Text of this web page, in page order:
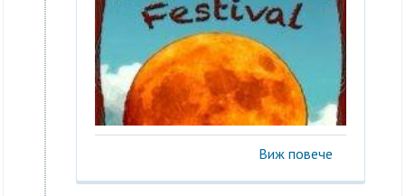
Виж повече